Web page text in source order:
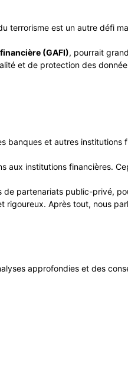
est un autre défi
(GAFI), pourrait
et de protection des
banques et autres
aux institutions financières.
partenariats public-privé,
Après tout, nous
approfondies et des